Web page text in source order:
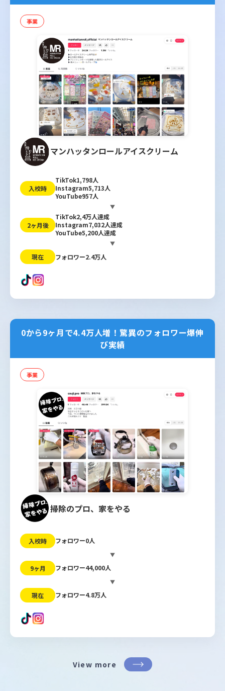
事業
マンハッタンロールアイスクリーム
入校時
TikTok1,798人
Instagram5,713人
YouTube957人
▼
2ヶ月後
TikTok2,4万人達成
Instagram7,032人達成
YouTube5,200人達成
▼
現在 フォロワー2.4万人
0から9ヶ月で4.4万人増！驚異のフォロワー爆伸
び実績
事業
掃除のプロ、家をやる
入校時 フォロワー0人
▼
9ヶ月 フォロワー44,000人
▼
現在 フォロワー4.8万人
View more